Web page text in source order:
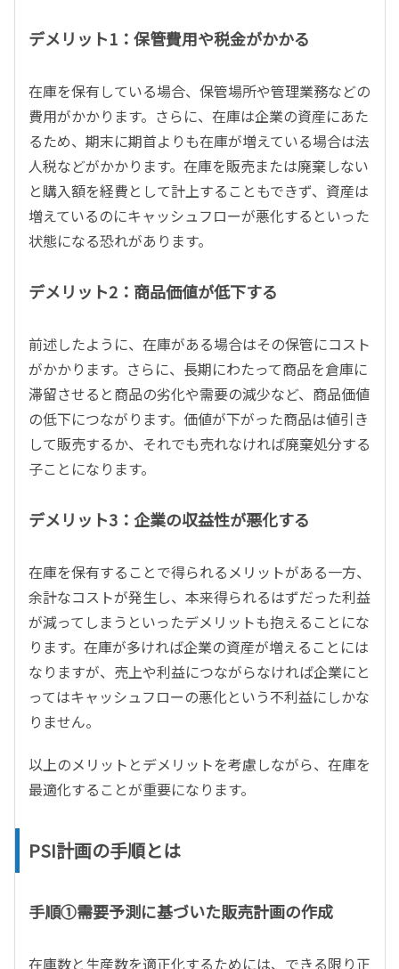
デメリット1：保管費用や税金がかかる
在庫を保有している場合、保管場所や管理業務などの
費用がかかります。さらに、在庫は企業の資産にあた
るため、期末に期首よりも在庫が増えている場合は法
人税などがかかります。在庫を販売または廃棄しない
と購入額を経費として計上することもできず、資産は
増えているのにキャッシュフローが悪化するといった
状態になる恐れがあります。
デメリット2：商品価値が低下する
前述したように、在庫がある場合はその保管にコスト
がかかります。さらに、長期にわたって商品を倉庫に
滞留させると商品の劣化や需要の減少など、商品価値
の低下につながります。価値が下がった商品は値引き
して販売するか、それでも売れなければ廃棄処分する
子ことになります。
デメリット3：企業の収益性が悪化する
在庫を保有することで得られるメリットがある一方、
余計なコストが発生し、本来得られるはずだった利益
が減ってしまうといったデメリットも抱えることにな
ります。在庫が多ければ企業の資産が増えることには
なりますが、売上や利益につながらなければ企業にと
ってはキャッシュフローの悪化という不利益にしかな
りません。
以上のメリットとデメリットを考慮しながら、在庫を
最適化することが重要になります。
PSI計画の手順とは
手順①需要予測に基づいた販売計画の作成
在庫数と生産数を適正化するためには、できる限り正